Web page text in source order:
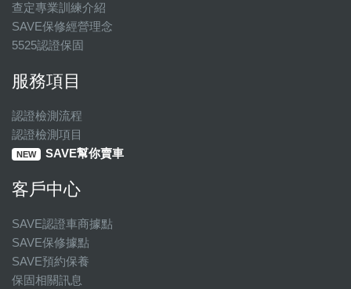
查定專業訓練介紹
SAVE保修經營理念
5525認證保固
服務項目
認證檢測流程
認證檢測項目
NEW SAVE幫你賣車
客戶中心
SAVE認證車商據點
SAVE保修據點
SAVE預約保養
保固相關訊息